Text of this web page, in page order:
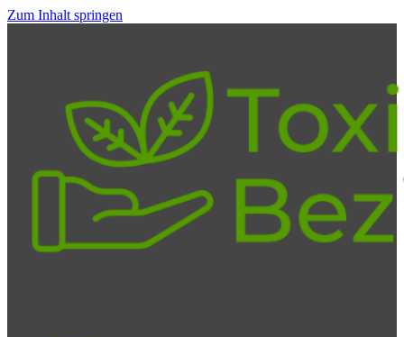
Zum Inhalt springen